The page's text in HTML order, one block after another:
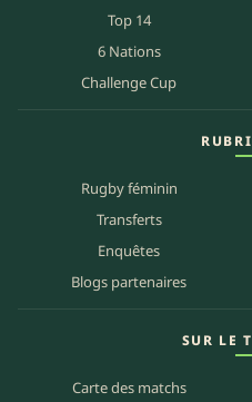
Top 14
6 Nations
Challenge Cup
Rugby féminin
Transferts
Enquêtes
Blogs partenaires
SUR LE
Carte des matchs